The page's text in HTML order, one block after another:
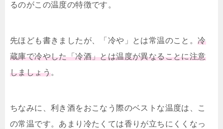
るのがこの温度の特徴です。
先ほども書きましたが、「冷や」とは常温のこと。冷
蔵庫で冷やした「冷酒」とは温度が異なることに注意
しましょう。
ちなみに、利き酒をおこなう際のベストな温度は、こ
の常温です。あまり冷たくては香りが立ちにくくなっ